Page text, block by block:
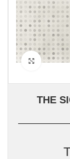
Click to
THE